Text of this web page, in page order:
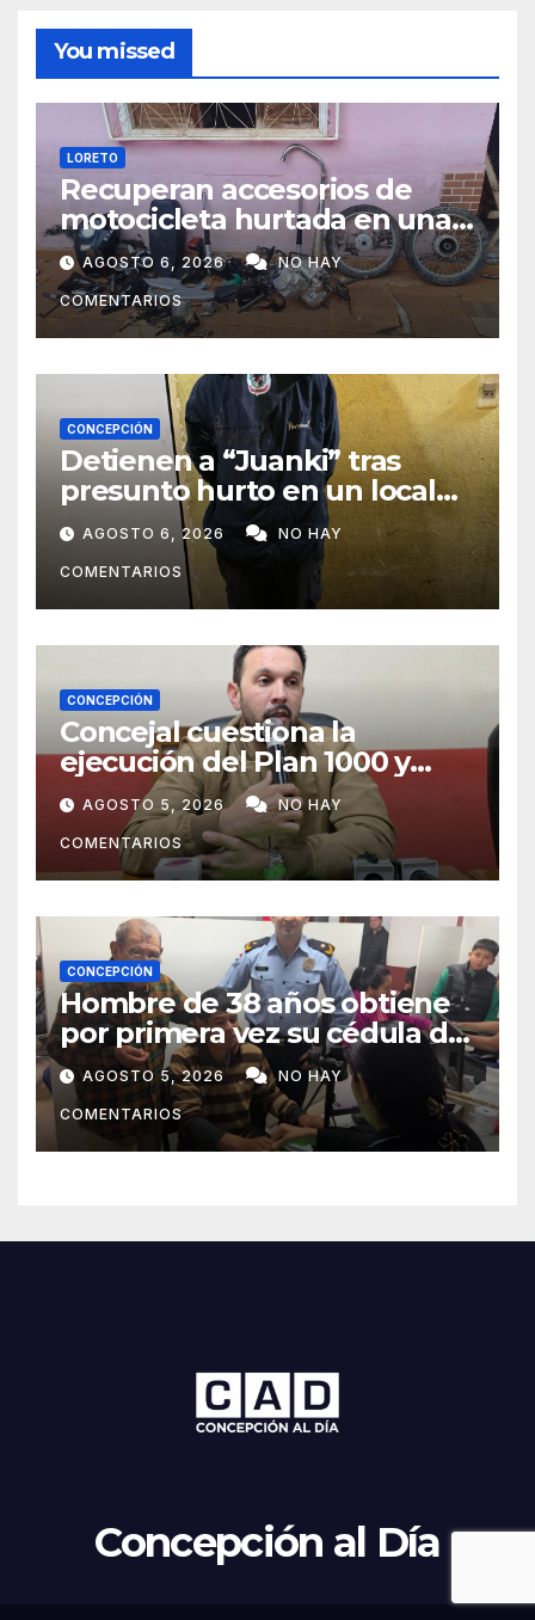
You missed
LORETO
Recuperan accesorios de
motocicleta hurtada en una
zona boscosa de Loreto
AGOSTO 6, 2026 NO HAY
COMENTARIOS
CONCEPCIÓN
Detienen a “Juanki” tras
presunto hurto en un local
comercial
AGOSTO 6, 2026 NO HAY
COMENTARIOS
CONCEPCIÓN
Concejal cuestiona la
ejecución del Plan 1000 y
pide mayor participación del
municipio
AGOSTO 5, 2026 NO HAY
COMENTARIOS
CONCEPCIÓN
Hombre de 38 años obtiene
por primera vez su cédula de
identidad en Concepción
AGOSTO 5, 2026 NO HAY
COMENTARIOS
Concepción al Día